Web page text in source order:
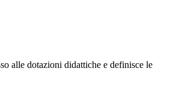
alle dotazioni didattiche e definisce le